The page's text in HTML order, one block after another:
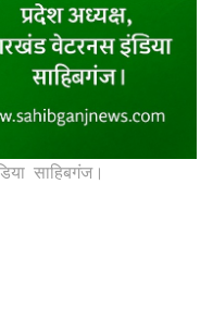
साहिबगंज।